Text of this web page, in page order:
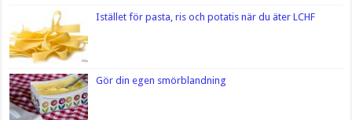
Istället för pasta, ris och potatis när du äter LCHF
Gör din egen smörblandning